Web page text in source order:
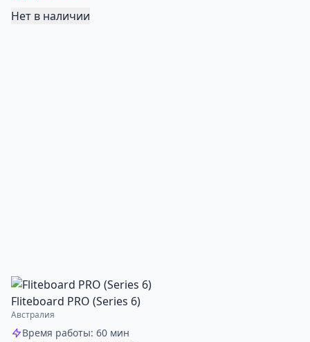
Нет в наличии
Fliteboard PRO (Series 6)
Австралия
Время работы: 60 мин